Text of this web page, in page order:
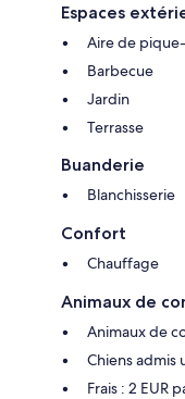
Espaces
Aire de
Barbecue
Jardin
Terrasse
Buanderie
Blanchisserie
Confort
Chauffage
Animaux de
Animaux de
Chiens admis
Frais : 2 EUR